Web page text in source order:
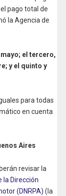
pago total de
la Agencia de
el tercero,
y el quinto y
para todas
en cuenta
Aires
revisar la
la Dirección
(DNRPA) (la